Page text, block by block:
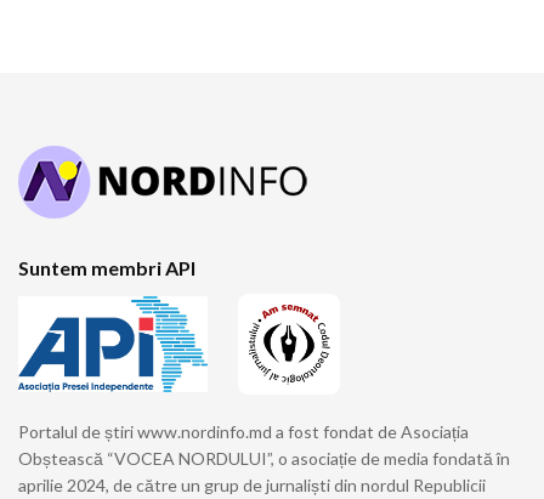
Suntem membri API
Portalul de știri www.nordinfo.md a fost fondat de Asociația
Obștească “VOCEA NORDULUI”, o asociație de media fondată în
aprilie 2024, de către un grup de jurnaliști din nordul Republicii